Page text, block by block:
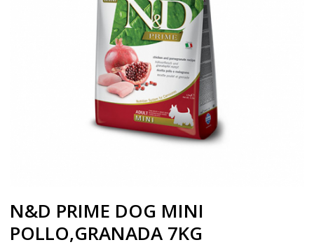
N&D PRIME DOG MINI
POLLO,GRANADA 7KG